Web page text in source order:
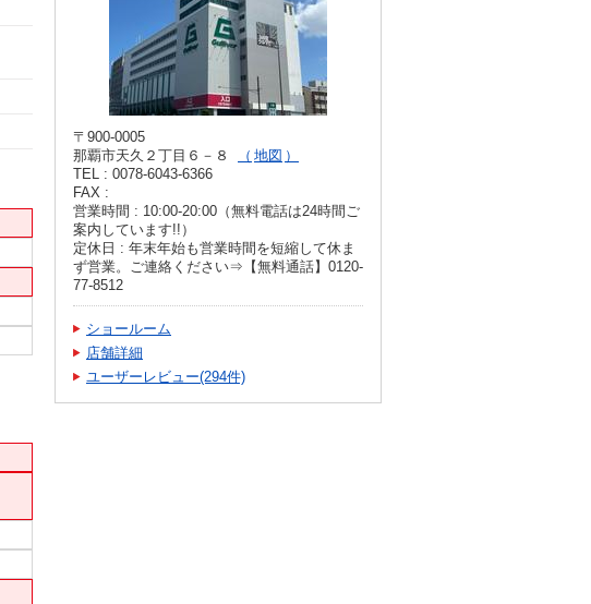
〒900-0005
那覇市天久２丁目６－８
地図
TEL : 0078-6043-6366
FAX :
営業時間 : 10:00-20:00（無料電話は24時間ご
案内しています!!）
定休日 : 年末年始も営業時間を短縮して休ま
ず営業。ご連絡ください⇒【無料通話】0120-
77-8512
ショールーム
店舗詳細
ユーザーレビュー(294件)